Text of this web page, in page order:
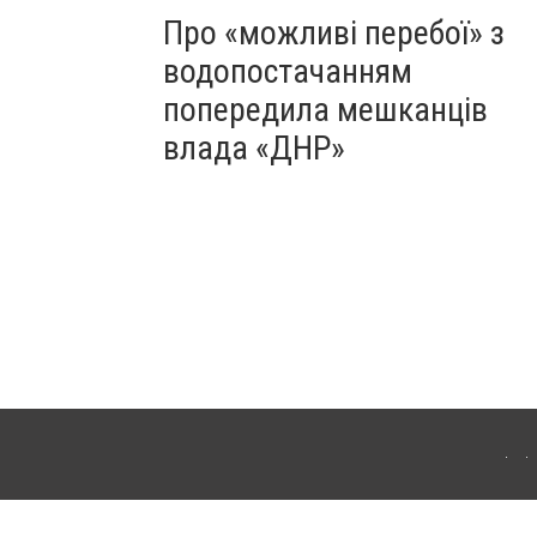
Про «можливі перебої» з
водопостачанням
попередила мешканців
влада «ДНР»